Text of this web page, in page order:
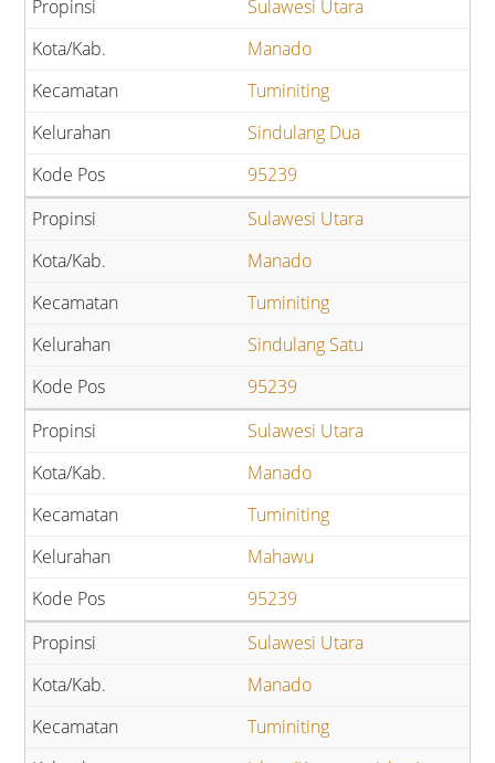
Sulawesi Utara
Manado
Tuminiting
Sindulang Dua
95239
Sulawesi Utara
Manado
Tuminiting
Sindulang Satu
95239
Sulawesi Utara
Manado
Tuminiting
Mahawu
95239
Sulawesi Utara
Manado
Tuminiting